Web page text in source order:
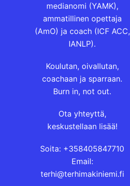
medianomi (YAMK),
ammatillinen opettaja
(AmO) ja coach (ICF ACC,
IANLP).
Koulutan, oivallutan,
coachaan ja sparraan.
Burn in, not out.
Ota yhteyttä,
keskustellaan lisää!
Soita: +358405847710
Email:
terhi@terhimakiniemi.fi